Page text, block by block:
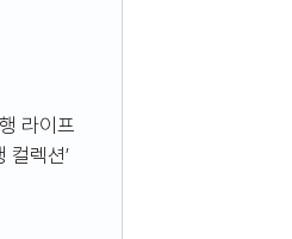
라이프
컬렉션’